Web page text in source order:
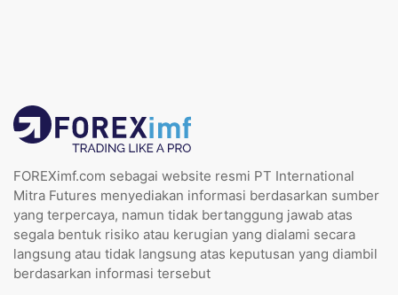
FOREXimf.com sebagai website resmi PT International
Mitra Futures menyediakan informasi berdasarkan sumber
yang terpercaya, namun tidak bertanggung jawab atas
segala bentuk risiko atau kerugian yang dialami secara
langsung atau tidak langsung atas keputusan yang diambil
berdasarkan informasi tersebut